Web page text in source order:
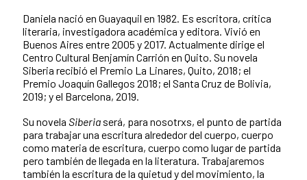
Daniela nació en Guayaquil en 1982. Es escritora, crítica
literaria, investigadora académica y editora. Vivió en
Buenos Aires entre 2005 y 2017. Actualmente dirige el
Centro Cultural Benjamín Carrión en Quito. Su novela
Siberia recibió el Premio La Linares, Quito, 2018; el
Premio Joaquín Gallegos 2018; el Santa Cruz de Bolivia,
2019; y el Barcelona, 2019.
Su novela Siberia será, para nosotrxs, el punto de partida
para trabajar una escritura alrededor del cuerpo, cuerpo
como materia de escritura, cuerpo como lugar de partida
pero también de llegada en la literatura. Trabajaremos
también la escritura de la quietud y del movimiento, la